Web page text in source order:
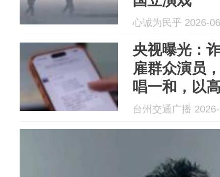
心诚为民乎 2026-
央视曝光：
雇群众演员
唱一和，以
子诱骗老人
台州交通广播